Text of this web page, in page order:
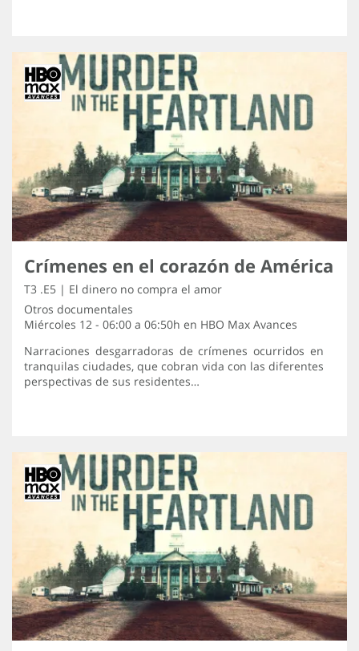
Crímenes en el corazón de América
T3 .E5 | El dinero no compra el amor
Otros documentales
Miércoles 12 - 06:00 a 06:50h en HBO Max Avances
Narraciones desgarradoras de crímenes ocurridos en
tranquilas ciudades, que cobran vida con las diferentes
perspectivas de sus residentes…